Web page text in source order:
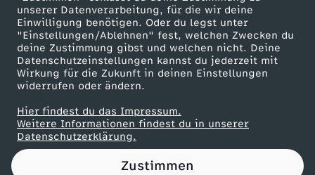
unserer Datenverarbeitung, für die wir deine
Einwilligung benötigen. Oder du legst unter
"Einstellungen/Ablehnen" fest, welchen Zwecken du
deine Zustimmung gibst und welchen nicht. Deine
Datenschutzeinstellungen kannst du jederzeit mit
Wirkung für die Zukunft in deinen Einstellungen
widerrufen oder ändern.
Hier findest du das Impressum.
Weitere Informationen findest du in unserer
Datenschutzerklärung.
Zustimmen
f
ü
r
j
u
Mainzelmännchen
Partner